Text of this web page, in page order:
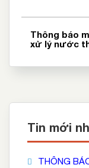
Thông báo
xử lý nước
Tin mới
THÔNG